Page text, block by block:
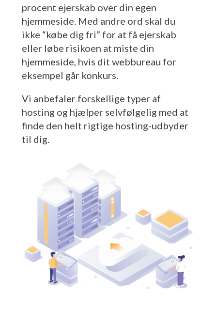
procent ejerskab over din egen
hjemmeside. Med andre ord skal du
ikke “købe dig fri” for at få ejerskab
eller løbe risikoen at miste din
hjemmeside, hvis dit webbureau for
eksempel går konkurs.
Vi anbefaler forskellige typer af
hosting og hjælper selvfølgelig med at
finde den helt rigtige hosting-udbyder
til dig.